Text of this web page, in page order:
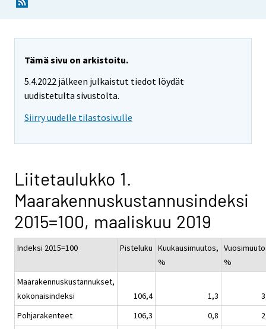
Tämä sivu on arkistoitu.
5.4.2022 jälkeen julkaistut tiedot löydät
uudistetulta sivustolta.
Siirry uudelle tilastosivulle
Liitetaulukko 1.
Maarakennuskustannusindeksi
2015=100, maaliskuu 2019
Indeksi 2015=100 Pisteluku Kuukausimuutos,
%
%
Maarakennuskustannukset,
kokonaisindeksi
106,4 1,3
Pohjarakenteet
106,3 0,8